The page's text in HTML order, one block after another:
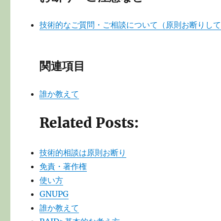
技術的なご質問・ご相談について（原則お断りして
関連項目
誰か教えて
Related Posts:
技術的相談は原則お断り
免責・著作権
使い方
GNUPG
誰か教えて